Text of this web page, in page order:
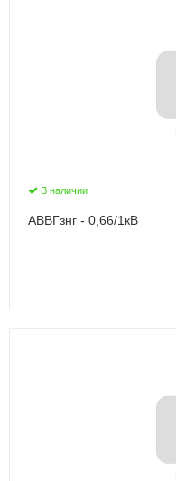
В наличии
АВВГзнг - 0,66/1кВ